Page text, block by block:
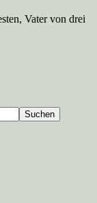
Vater von drei